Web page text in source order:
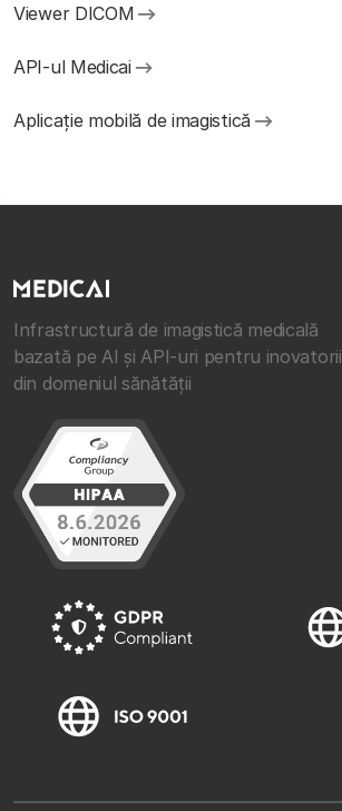
Viewer DICOM
API-ul Medicai
Aplicație mobilă de imagistică
Infrastructură de imagistică medicală
bazată pe AI și API-uri pentru inovatorii
din domeniul sănătății